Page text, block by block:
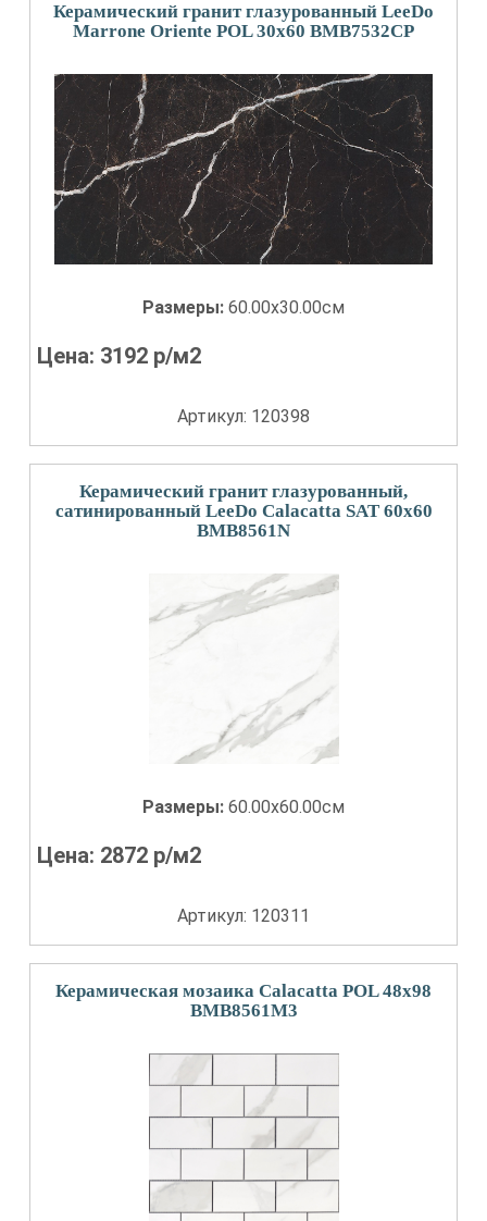
Керамический гранит глазурованный LeeDo
Marrone Oriente POL 30x60 BMB7532CP
Размеры: 60.00x30.00см
Цена: 3192 р/м2
Артикул: 120398
Керамический гранит глазурованный,
сатинированный LeeDo Calacatta SAT 60x60
BMB8561N
Размеры: 60.00x60.00см
Цена: 2872 р/м2
Артикул: 120311
Керамическая мозаика Calacatta POL 48х98
BMB8561M3